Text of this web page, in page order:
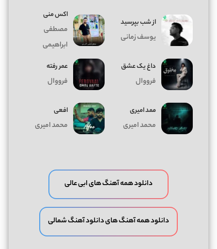
از شب بپرسید
یوسف زمانی
اکس منی
مصطفی
ابراهیمی
داغ يک عشق
فرووال
عمر رفته
فرووال
ممد امیری
محمد امیری
افعی
محمد امیری
دانلود همه آهنگ های ابی عالی
دانلود همه آهنگ های دانلود آهنگ شمالی